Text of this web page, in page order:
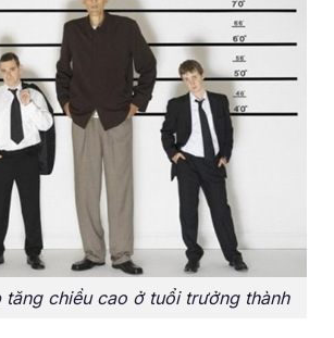
tăng chiều cao ở tuổi trưởng thành